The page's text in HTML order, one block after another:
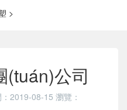
>
(tuán)公司
2019-08-15 瀏覽：